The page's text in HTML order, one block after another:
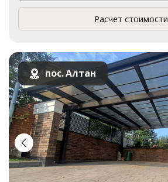
Заказать
Ваше имя*
Расчет стоимости
пос. Алтан